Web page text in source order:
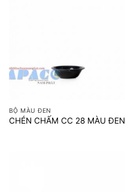
BỘ MÀU ĐEN
CHÉN CHẤM CC 28 MÀU ĐEN